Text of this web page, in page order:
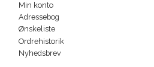
Min konto
Adressebog
Ønskeliste
Ordrehistorik
Nyhedsbrev